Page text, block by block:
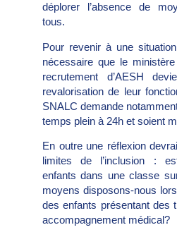
déplorer l’absence de
tous.
Pour revenir à une
nécessaire que le
recrutement d’AESH
revalorisation de leur
SNALC demande
temps plein à 24h et soient
En outre une réflexion
limites de l’inclusion :
enfants dans une classe
moyens disposons-nous
des enfants présentant des
accompagnement médical?